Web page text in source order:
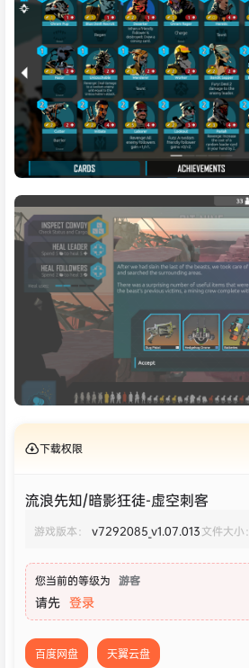
下载权限
流浪先知/暗影狂徒-虚空刺客
游戏版本： v7292085_v1.07.013文件大小：
您当前的等级为 游客
请先 登录
百度网盘 天翼云盘